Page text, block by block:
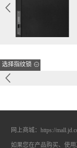
选择指纹锁
网上商城：https://
如果您在产品购买、使